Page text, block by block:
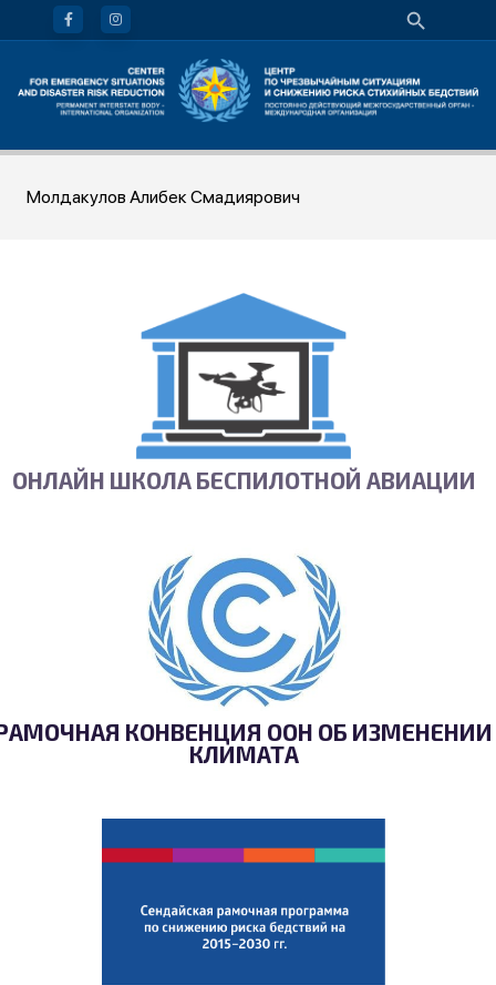
Молдакулов Алибек Смадиярович
ОНЛАЙН ШКОЛА БЕСПИЛОТНОЙ АВИАЦИИ
КОНВЕНЦИЯ ООН ОБ ИЗМЕНЕНИИ
КЛИМАТА